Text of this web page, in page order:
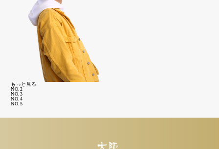
もっと見る
NO.2
NO.3
NO.4
NO.5